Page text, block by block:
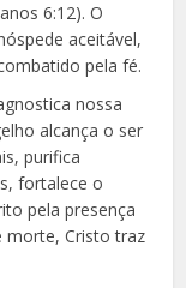
6:12). O
aceitável,
pela fé.
nossa
alcança o ser
purifica
fortalece o
pela presença
morte, Cristo traz